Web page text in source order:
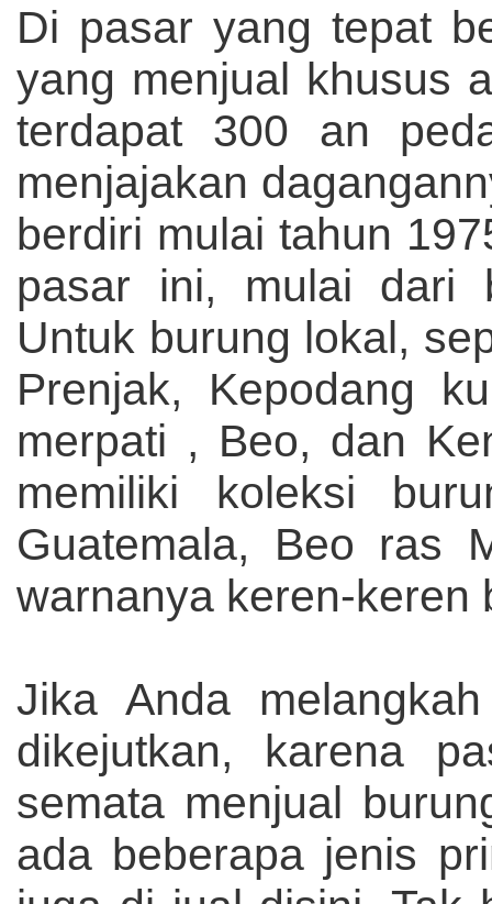
Di pasar yang tepat
yang menjual khusus
terdapat 300 an
menjajakan
berdiri mulai tahun
pasar ini, mulai dari
Untuk burung lokal,
Prenjak, Kepodang
merpati , Beo, dan
memiliki koleksi
Guatemala, Beo ras
warnanya keren-keren
Jika Anda
dikejutkan, karena
semata menjual
ada beberapa jenis